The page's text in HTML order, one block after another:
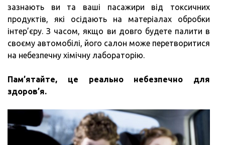
зазнають ви та ваші пасажири від токсичних
продуктів, які осідають на матеріалах обробки
інтер’єру. З часом, якщо ви довго будете палити в
своєму автомобілі, його салон може перетворитися
на небезпечну хімічну лабораторію.
Пам’ятайте, це реально небезпечно для
здоров’я.